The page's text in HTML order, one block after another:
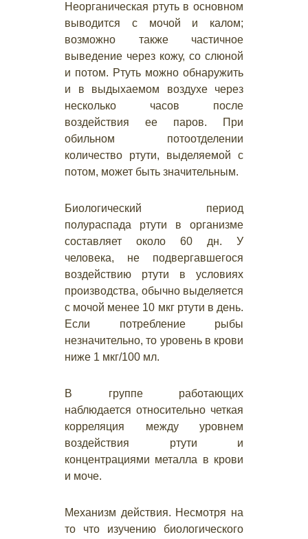
Неорганическая ртуть в основном
выводится с мочой и калом;
возможно также частичное
выведение через кожу, со слюной
и потом. Ртуть можно обнаружить
и в выдыхаемом воздухе через
несколько часов после
воздействия ее паров. При
обильном потоотделении
количество ртути, выделяемой с
потом, может быть значительным.
Биологический период
полураспада ртути в организме
составляет около 60 дн. У
человека, не подвергавшегося
воздействию ртути в условиях
производства, обычно выделяется
с мочой менее 10 мкг ртути в день.
Если потребление рыбы
незначительно, то уровень в крови
ниже 1 мкг/100 мл.
В группе работающих
наблюдается относительно четкая
корреляция между уровнем
воздействия ртути и
концентрациями металла в крови
и моче.
Механизм действия. Несмотря на
то что изучению биологического